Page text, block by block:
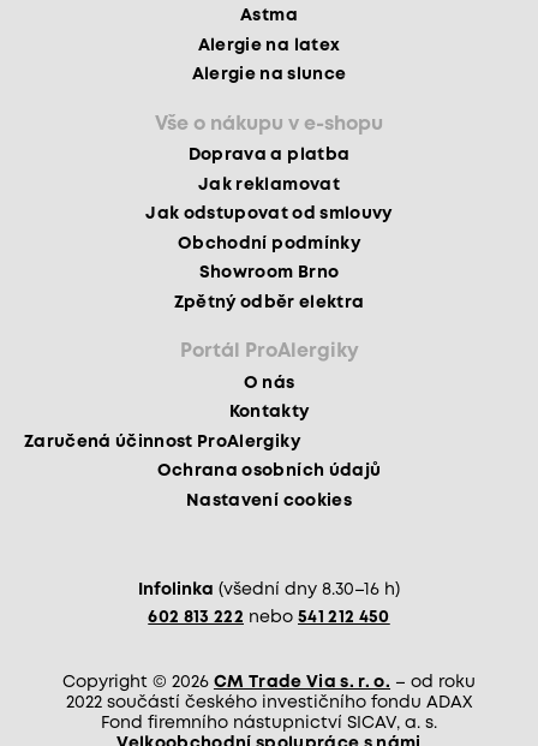
Astma
Alergie na latex
Alergie na slunce
Vše o nákupu v e-shopu
Doprava a platba
Jak reklamovat
Jak odstupovat od smlouvy
Obchodní podmínky
Showroom Brno
Zpětný odběr elektra
Portál ProAlergiky
O nás
Kontakty
Zaručená účinnost ProAlergiky
Ochrana osobních údajů
Nastavení cookies
Infolinka (všední dny 8.30–16 h)
602 813 222 nebo 541 212 450
Copyright © 2026 CM Trade Via s. r. o. – od roku
2022 součástí českého investičního fondu ADAX
Fond firemního nástupnictví SICAV, a. s.
Velkoobchodní spolupráce s námi